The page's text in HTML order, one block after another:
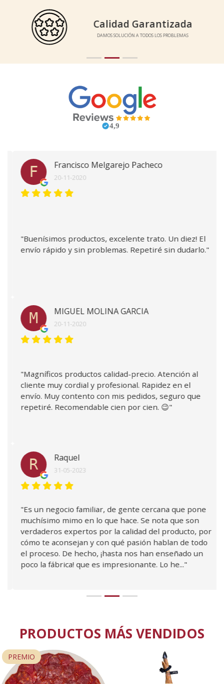
Calidad Garantizada
DAMOS SOLUCIÓN A TODOS LOS PROBLEMAS
Calidad Garantizada
DAMOS SOLUCIÓN A TODOS LOS PROBLEMAS
F Francisco Melgarejo Pacheco
20-11-2020
"Buenísimos productos, excelente trato. Un diez! El
envío rápido y sin problemas. Repetiré sin dudarlo."
M MIGUEL MOLINA GARCIA
20-11-2020
"Magníficos productos calidad-precio. Atención al
cliente muy cordial y profesional. Rapidez en el
envío. Muy contento con mis pedidos, seguro que
repetiré. Recomendable cien por cien. 😉"
R Raquel
31-05-2023
"Es un negocio familiar, de gente cercana que pone
muchísimo mimo en lo que hace. Se nota que son
verdaderos expertos por la calidad del producto, por
cómo te aconsejan y con qué pasión hablan de todo
el proceso. De hecho, ¡hasta nos han enseñado un
poco la fábrica! que es impresionante. Lo he..."
PRODUCTOS MÁS VENDIDOS
PREMIO